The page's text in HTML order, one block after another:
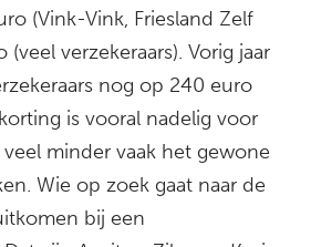
(Vink-Vink, Friesland Zelf
verzekeraars). Vorig jaar
nog op 240 euro
is vooral nadelig voor
minder vaak het gewone
Wie op zoek gaat naar de
bij een